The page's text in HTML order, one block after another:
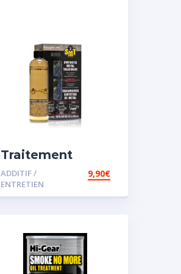
Traitement
carburant
spécial essence
ADDITIF /
ENTRETIEN
9,90€